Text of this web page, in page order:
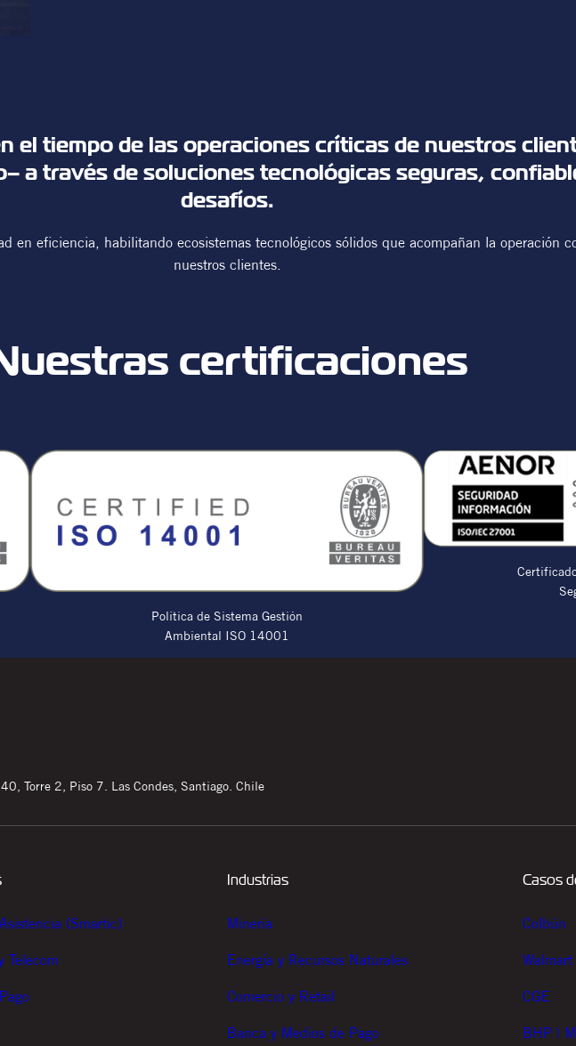
el tiempo de las operaciones críticas de nuestros
a través de soluciones tecnológicas seguras,
desafíos.
en eficiencia, habilitando ecosistemas tecnológicos sólidos que acompañan la operación
nuestros clientes.
certificaciones
Política de Sistema Gestión
Ambiental ISO 14001
Torre 2, Piso 7. Las Condes, Santiago. Chile
(Smartic)
Telecom
Industrias
Minería
Energía y Recursos Naturales
Comercio y Retail
Banca y Medios de Pago
Casos
Colbún
CGE
BHP |